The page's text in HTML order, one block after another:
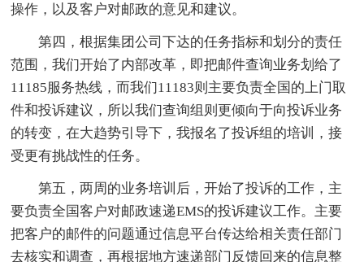
操作，以及客户对邮政的意见和建议。
第四，根据集团公司下达的任务指标和划分的责任
范围，我们开始了内部改革，即把邮件查询业务划给了
11185服务热线，而我们11183则主要负责全国的上门取
件和投诉建议，所以我们查询组则更倾向于向投诉业务
的转变，在大趋势引导下，我报名了投诉组的培训，接
受更有挑战性的任务。
第五，两周的业务培训后，开始了投诉的工作，主
要负责全国客户对邮政速递EMS的投诉建议工作。主要
把客户的邮件的问题通过信息平台传达给相关责任部门
去核实和调查，再根据地方速递部门反馈回来的信息整